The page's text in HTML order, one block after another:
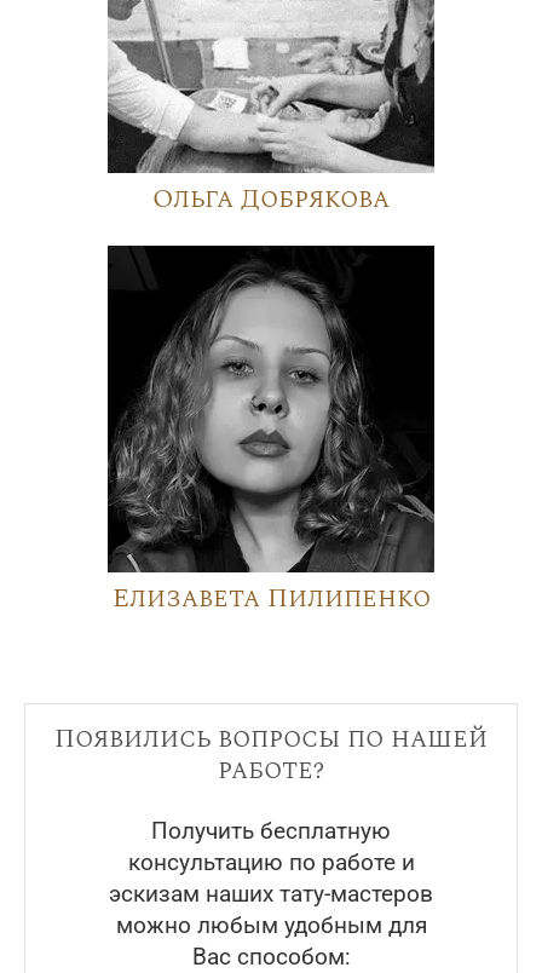
Ольга Добрякова
Елизавета Пилипенко
Появились вопросы по нашей
работе?
Получить бесплатную
консультацию по работе и
эскизам наших тату-мастеров
можно любым удобным для
Вас способом: